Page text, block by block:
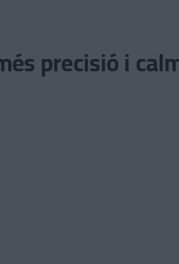
precisió i